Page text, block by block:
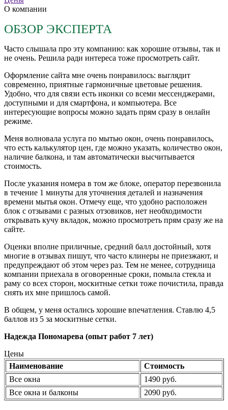
О компании
ОБЗОР ЭКСПЕРТА
Часто слышала про эту компанию: как хорошие отзывы, так и
не очень. Решила ради интереса тоже просмотреть сайт.
Оформление сайта мне очень понравилось: выглядит
современно, приятные гармоничные цветовые решения.
Удобно, что для связи есть иконки со всеми мессенджерами,
доступными и для смартфона, и компьютера. Все
интересующие вопросы можно задать прям сразу в онлайн
режиме.
Меня волновала услуга по мытью окон, очень понравилось,
что есть калькулятор цен, где можно указать, количество окон,
наличие балкона, и там автоматически высчитывается
стоимость.
После указания номера в том же блоке, оператор перезвонила
в течение 1 минуты для уточнения деталей и назначения
времени мытья окон. Отмечу еще, что удобно расположен
блок с отзывами с разных отзовиков, нет необходимости
открывать кучу вкладок, можно просмотреть прям сразу же на
сайте.
Оценки вполне приличные, средний балл достойный, хотя
многие в отзывах пишут, что часто клинеры не приезжают, и
предупреждают об этом через раз. Тем не менее, сотрудница
компании приехала в оговоренные сроки, помыла стекла и
раму со всех сторон, москитные сетки тоже почистила, правда
снять их мне пришлось самой.
В общем, у меня остались хорошие впечатления. Ставлю 4,5
баллов из 5 за москитные сетки.
Надежда Пономарева (опыт работ 7 лет)
Цены
Наименование
Стоимость
Все окна
1490 руб.
Все окна и балконы
2090 руб.